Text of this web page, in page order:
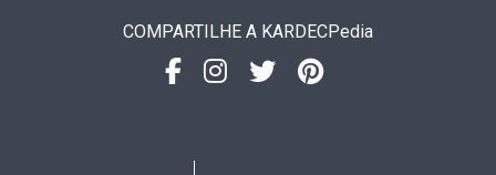
COMPARTILHE A KARDECPedia